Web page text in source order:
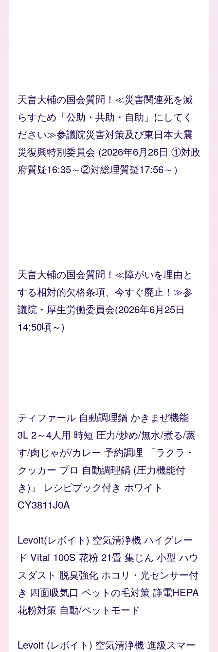
天畠大輔の国会質問！≪災害関連死を減
らすため「公助・共助・自助」にしてく
ださい≫参議院災害対策及び東日本大震
災復興特別委員会 (2026年6月26日 ①対政
府質疑16:35～②対総理質疑17:56～）
天畠大輔の国会質問！≪障がいを理由と
する相対的欠格条項、今すぐ廃止！≫参
議院・厚生労働委員会(2026年6月25日
14:50頃～)
ティファール 自動調理鍋 かきまぜ機能
3L 2～4人用 時短 圧力/炒め/無水/煮る/蒸
す/肉じゃが/カレー 予約調理 「ラクラ・
クッカー プロ 自動調理鍋 (圧力機能付
き)」 レシピブック付き ホワイト
CY3811J0A
Levoit(レボイト) 空気清浄機 ハイグレー
ド Vital 100S 花粉 21畳 集じん 小型 ハウ
スダスト 脱臭強化 ホコリ・光センサー付
き 四面吸気口 ペットの毛対策 静電HEPA
花粉対策 自動/ペットモード
Levoit (レボイト) 空気清浄機 進級スマー